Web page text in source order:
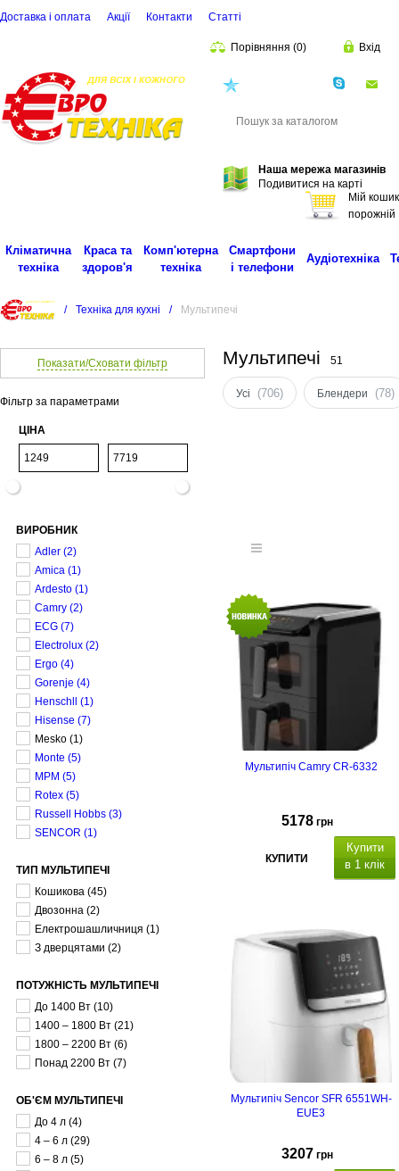
Доставка і оплата Акції Контакти Статті
Порівняння (0) Вхід
Наша мережа магазинів
Подивитися на карті
Мій кошик
порожній
Кліматична
техніка
Краса та
здоров'я
Комп'ютерна
техніка
Смартфони
і телефони
Аудіотехніка
/ Техніка для кухні / Мультипечі
Показати/Сховати фільтр
Фільтр за параметрами
ЦІНА
ВИРОБНИК
Adler (2)
Amica (1)
Ardesto (1)
Camry (2)
ECG (7)
Electrolux (2)
Ergo (4)
Gorenje (4)
Henschll
(1)
Hisense (7)
Mesko (1)
Monte (5)
MPM (5)
Rotex (5)
Russell Hobbs (3)
SENCOR (1)
ТИП МУЛЬТИПЕЧІ
Кошикова (45)
Двозонна (2)
Електрошашличниця (1)
З дверцятами (2)
ПОТУЖНІСТЬ МУЛЬТИПЕЧІ
До 1400 Вт (10)
1400 – 1800 Вт (21)
1800 – 2200 Вт (6)
Понад 2200 Вт (7)
ОБ'ЄМ МУЛЬТИПЕЧІ
До 4 л (4)
4 – 6 л (29)
6 – 8 л (5)
Мультипечі 51
Усі (706) Блендери (78)
Мультипіч Camry CR-6332
5178 грн
КУПИТИ
Купити
в 1 клік
Мультипіч Sencor SFR 6551WH-
EUE3
3207 грн